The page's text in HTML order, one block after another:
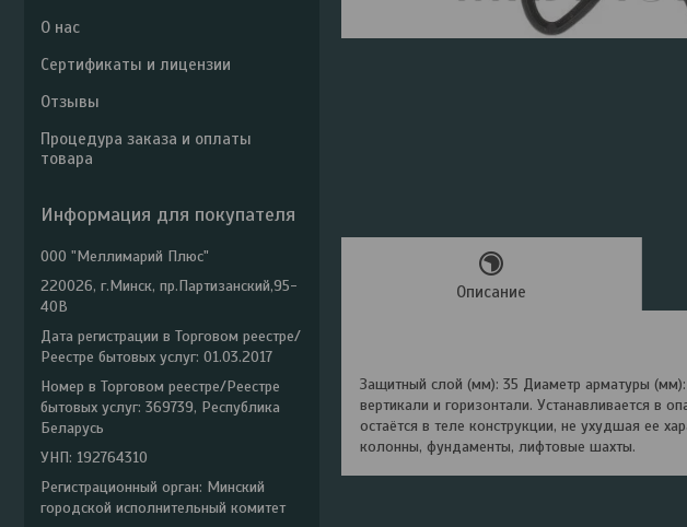
Описание
Защитный слой (мм): 35 Диаметр арматуры
вертикали и горизонтали. Устанавливается в
остаётся в теле конструкции, не ухудшая ее
колонны, фундаменты, лифтовые шахты.
О нас
Сертификаты и лицензии
Отзывы
Процедура заказа и оплаты
товара
Информация для покупателя
ООО "Меллимарий Плюс"
220026, г.Минск, пр.Партизанский,95-
40В
Дата регистрации в Торговом реестре/
Реестре бытовых услуг: 01.03.2017
Номер в Торговом реестре/Реестре
бытовых услуг: 369739, Республика
Беларусь
УНП: 192764310
Регистрационный орган: Минский
городской исполнительный комитет